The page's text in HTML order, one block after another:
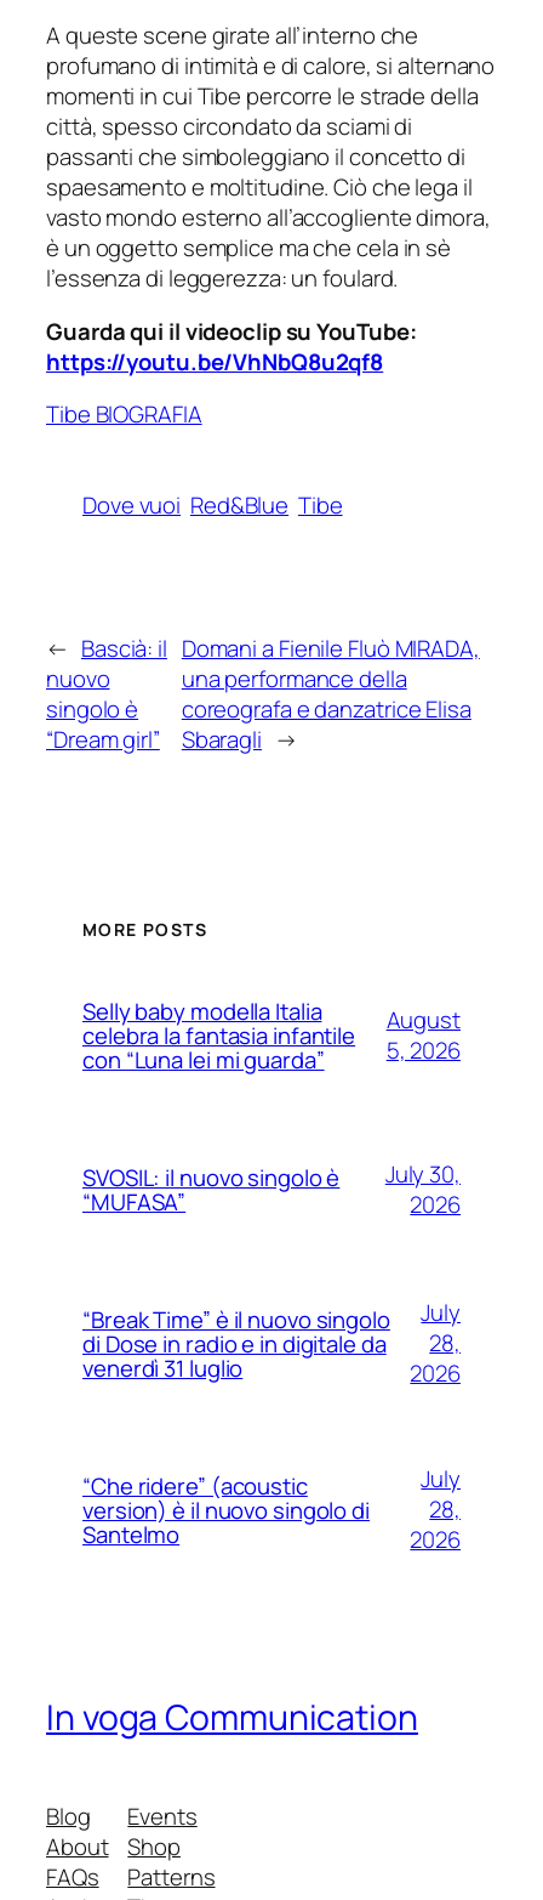
A queste scene girate all’interno che
profumano di intimità e di calore, si alternano
momenti in cui Tibe percorre le strade della
città, spesso circondato da sciami di
passanti che simboleggiano il concetto di
spaesamento e moltitudine. Ciò che lega il
vasto mondo esterno all’accogliente dimora,
è un oggetto semplice ma che cela in sè
l’essenza di leggerezza: un foulard.
Guarda qui il videoclip su YouTube:
https://youtu.be/VhNbQ8u2qf8
Tibe BIOGRAFIA
Dove vuoi Red&Blue Tibe
← Bascià: il
nuovo
singolo è
“Dream girl”
Domani a Fienile Fluò MIRADA,
una performance della
coreografa e danzatrice Elisa
Sbaragli →
MORE POSTS
Selly baby modella Italia
celebra la fantasia infantile
con “Luna lei mi guarda”
August
5, 2026
SVOSIL: il nuovo singolo è
“MUFASA”
July 30,
2026
“Break Time” è il nuovo singolo
di Dose in radio e in digitale da
venerdì 31 luglio
July
28,
2026
“Che ridere” (acoustic
version) è il nuovo singolo di
Santelmo
July
28,
2026
In voga Communication
Blog
About
FAQs
Events
Shop
Patterns